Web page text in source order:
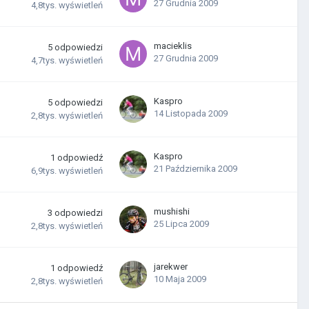
4,8tys. wyświetleń 27 Grudnia 2009
5 odpowiedzi
4,7tys. wyświetleń
macieklis
27 Grudnia 2009
5 odpowiedzi
2,8tys. wyświetleń
Kaspro
14 Listopada 2009
1 odpowiedź
6,9tys. wyświetleń
Kaspro
21 Października 2009
3 odpowiedzi
2,8tys. wyświetleń
mushishi
25 Lipca 2009
1 odpowiedź
2,8tys. wyświetleń
jarekwer
10 Maja 2009